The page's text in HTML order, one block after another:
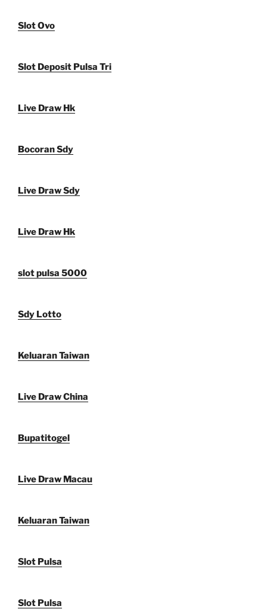
Slot Ovo
Slot Deposit Pulsa Tri
Live Draw Hk
Bocoran Sdy
Live Draw Sdy
Live Draw Hk
slot pulsa 5000
Sdy Lotto
Keluaran Taiwan
Live Draw China
Bupatitogel
Live Draw Macau
Keluaran Taiwan
Slot Pulsa
Slot Pulsa